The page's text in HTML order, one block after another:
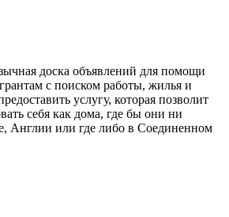
доска объявлений для помощи
с поиском работы, жилья и
услугу, которая позволит
себя как дома, где бы они ни
Англии или где либо в Соединенном